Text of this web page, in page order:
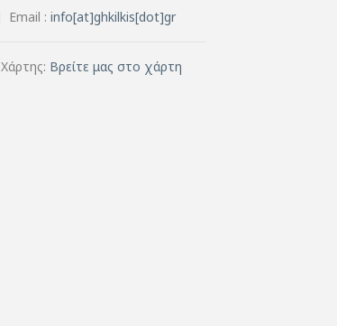
Email : info[at]ghkilkis[dot]gr
Χάρτης: Βρείτε μας στο χάρτη